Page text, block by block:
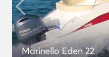
Marinello Eden 22